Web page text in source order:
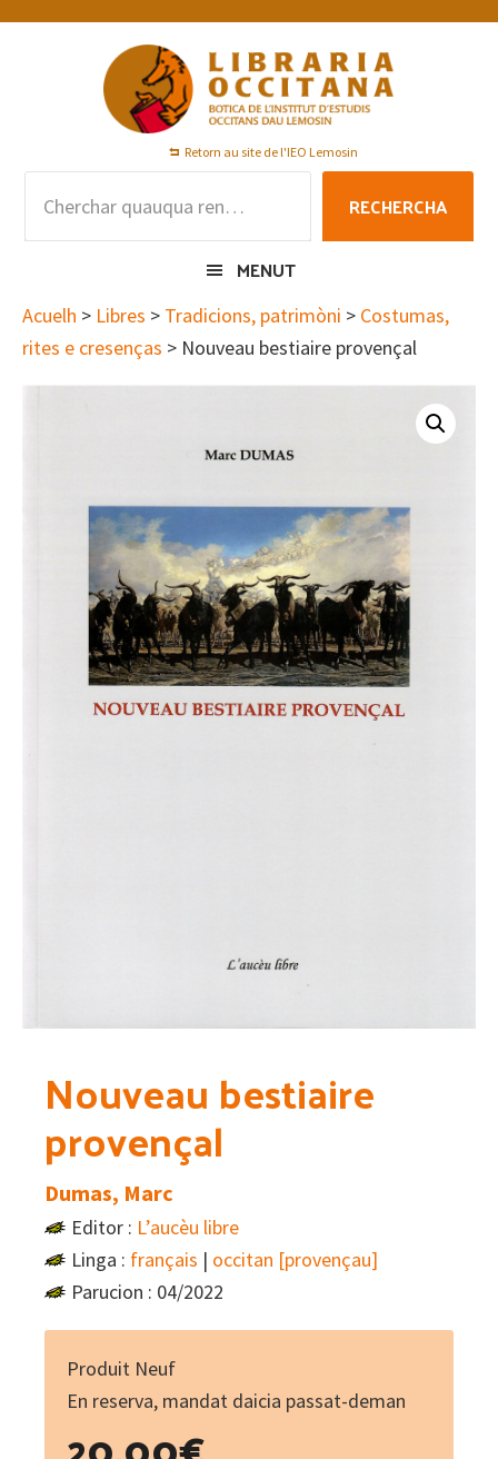
Skip
Skip
Skip
Retorn au site de l'IEO Lemosin
RECHERCHA
MENUT
Acuelh > Libres > Tradicions, patrimòni > Costumas,
rites e cresenças > Nouveau bestiaire provençal
Nouveau bestiaire
provençal
Dumas, Marc
Editor : L’aucèu libre
Linga : français | occitan [provençau]
Parucion : 04/2022
Produit Neuf
En reserva, mandat daicia passat-deman